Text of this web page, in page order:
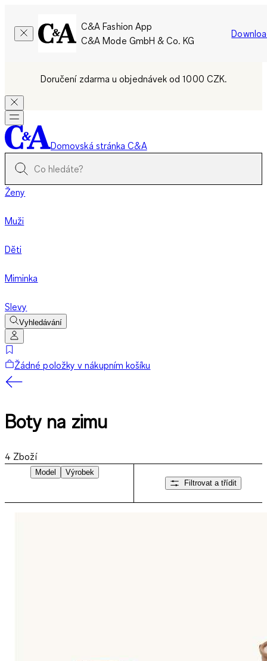
C&A Fashion App
C&A Mode GmbH & Co. KG
Doručení zdarma u objednávek od 1000 CZK.
Domovská stránka C&A
Ženy
Muži
Děti
Miminka
Slevy
Vyhledávání
Žádné položky v nákupním košíku
Boty na zimu
4 Zboží
Model
Výrobek
Filtrovat a třídit